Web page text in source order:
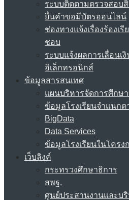
ระบบติดตามตรวจสอบ
ยื่นคำขอมีบัตรออนไลน์
ช่องทางแจ้งเรื่องร้องเ
ชอบ
ระบบแจ้งผลการเลื่อนเ
อิเล็กทรอนิกส์
ข้อมูลสารสนเทศ
แผนบริหารจัดการศึกษ
ข้อมูลโรงเรียนจำแนก
BigData
Data Services
ข้อมูลโรงเรียนในโครง
เว็บลิงค์
กระทรวงศึกษาธิการ
สพฐ.
ศูนย์ประสานงานและบ